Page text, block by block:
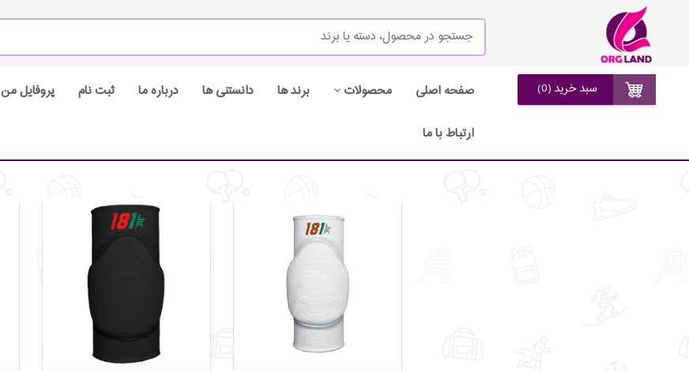
صفحه اصلی محصولات برند ها دانستنی ها درباره ما ثبت نام پروفایل من
ارتباط با ما
سبد خرید (0)